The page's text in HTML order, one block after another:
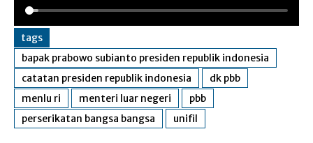
tags
bapak prabowo subianto presiden republik indonesia
catatan presiden republik indonesia
dk pbb
menlu ri
menteri luar negeri
pbb
perserikatan bangsa bangsa
unifil